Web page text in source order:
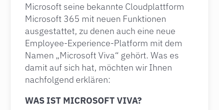
Microsoft seine bekannte Cloudplattform
Microsoft 365 mit neuen Funktionen
ausgestattet, zu denen auch eine neue
Employee-Experience-Platform mit dem
Namen „Microsoft Viva“ gehört. Was es
damit auf sich hat, möchten wir Ihnen
nachfolgend erklären:
WAS IST MICROSOFT VIVA?